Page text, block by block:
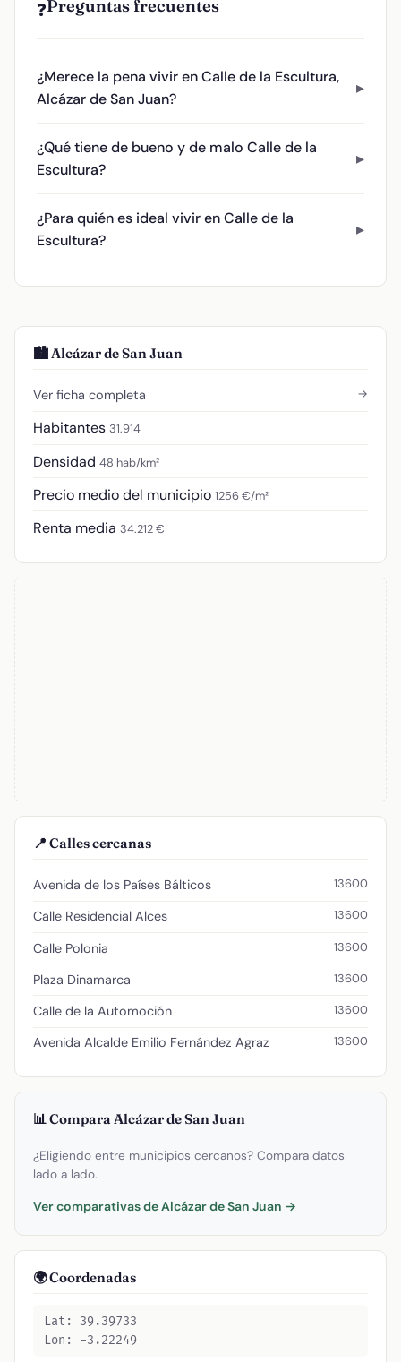
❓Preguntas frecuentes
¿Merece la pena vivir en Calle de la Escultura,
Alcázar de San Juan?
¿Qué tiene de bueno y de malo Calle de la
Escultura?
¿Para quién es ideal vivir en Calle de la
Escultura?
🏙️ Alcázar de San Juan
Ver ficha completa →
Habitantes 31.914
Densidad 48 hab/km²
Precio medio del municipio 1256 €/m²
Renta media 34.212 €
📍 Calles cercanas
Avenida de los Países Bálticos 13600
Calle Residencial Alces 13600
Calle Polonia 13600
Plaza Dinamarca 13600
Calle de la Automoción 13600
Avenida Alcalde Emilio Fernández Agraz 13600
📊 Compara Alcázar de San Juan
¿Eligiendo entre municipios cercanos? Compara datos
lado a lado.
Ver comparativas de Alcázar de San Juan →
🌍 Coordenadas
Lat: 39.39733
Lon: -3.22249